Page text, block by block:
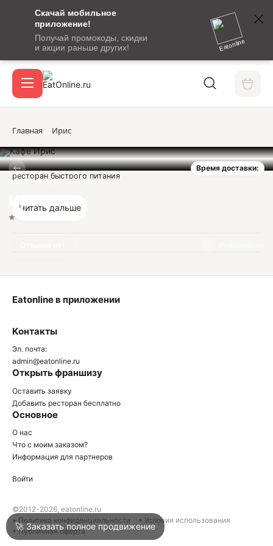
Скачай мобильное
приложение!
Получай промокоды, скидки
и акции раньше других!
Eatonline
сообщение
кодом
подтверждения
Вход / регистрация
Акции
Войти
Написать в техподдержку
Главная Ирис
Время доставки:
Кафе-Ресторан-Доставка
Ирис
ресторан быстрого питания
Читать дальше
Контакты
Эл. почта:
admin@eatonline.ru
Открыть франшизу
Оставить заявку
Добавить ресторан бесплатно
Основное
О нас
Что с моим заказом?
Информация для партнеров
Eatonline в приложении
Войти
©2012-2026, eatonline.ru
• Политика конфиденциальности
• Условия использования
• Публичная оферта
🚀 Заказать полное продвижение